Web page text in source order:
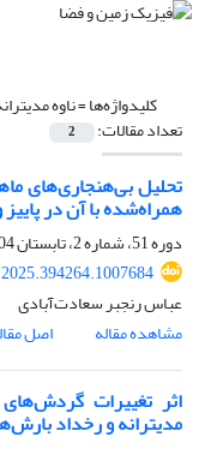
کلیدواژه‌ها =ناوه
تعداد مقالات: 2
تحلیل بی‌هنجاری‌‌های
همراه‌شده با آن در پاییز و
دوره 51، شماره 2، تابستان 1404، صفحه
عباس رنجبر سعادت‌آبادی
مشاهده مقاله
اصل
اثر تغییرات
مدیترانه و رخداد